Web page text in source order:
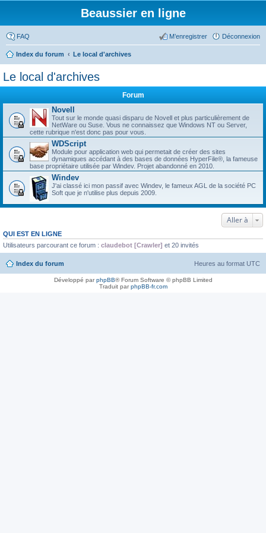
Beaussier en ligne
FAQ Déconnexion
M’enregistrer
Index du forum Le local d'archives
Le local d'archives
Forum
Novell
Tout sur le monde quasi disparu de Novell et plus particulièrement de
NetWare ou Suse. Vous ne connaissez que Windows NT ou Server,
cette rubrique n'est donc pas pour vous.
WDScript
Module pour application web qui permetait de créer des sites
dynamiques accédant à des bases de données HyperFile®, la fameuse
base propriétaire utilisée par Windev. Projet abandonné en 2010.
Windev
J'ai classé ici mon passif avec Windev, le fameux AGL de la société PC
Soft que je n'utilise plus depuis 2009.
Aller à
QUI EST EN LIGNE
Utilisateurs parcourant ce forum : claudebot [Crawler] et 20 invités
Index du forum Heures au format UTC
Développé parphpBB® Forum Software © phpBB Limited
Traduit parphpBB-fr.com